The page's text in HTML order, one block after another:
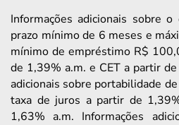
Informações adicionais sobre
prazo mínimo de 6 meses e
mínimo de empréstimo R$
de 1,39% a.m. e CET a partir
adicionais sobre portabilidade
taxa de juros a partir de
1,63% a.m. Informações